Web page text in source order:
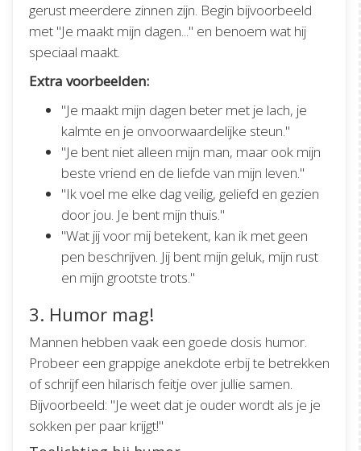
gerust meerdere zinnen zijn. Begin bijvoorbeeld
met "Je maakt mijn dagen..." en benoem wat hij
speciaal maakt.
Extra voorbeelden:
"Je maakt mijn dagen beter met je lach, je
kalmte en je onvoorwaardelijke steun."
"Je bent niet alleen mijn man, maar ook mijn
beste vriend en de liefde van mijn leven."
"Ik voel me elke dag veilig, geliefd en gezien
door jou. Je bent mijn thuis."
"Wat jij voor mij betekent, kan ik met geen
pen beschrijven. Jij bent mijn geluk, mijn rust
en mijn grootste trots."
3. Humor mag!
Mannen hebben vaak een goede dosis humor.
Probeer een grappige anekdote erbij te betrekken
of schrijf een hilarisch feitje over jullie samen.
Bijvoorbeeld: "Je weet dat je ouder wordt als je je
sokken per paar krijgt!"